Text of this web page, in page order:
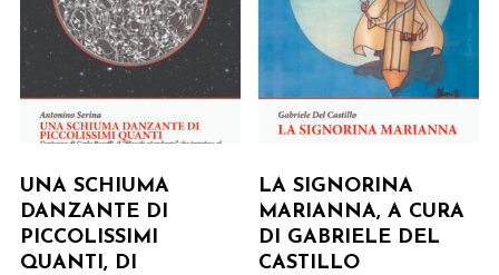
UNA SCHIUMA
DANZANTE DI
PICCOLISSIMI
QUANTI, DI
LA SIGNORINA
MARIANNA, A CURA
DI GABRIELE DEL
CASTILLO